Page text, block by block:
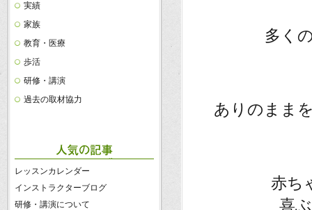
実績
家族
教育・医療
歩活
研修・講演
過去の取材協力
レッスンカレンダー
インストラクターブログ
研修・講演について
多く
ありのまま
赤ち
喜